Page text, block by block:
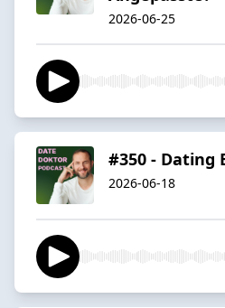
2026-06-25
#350 - Dating
2026-06-18